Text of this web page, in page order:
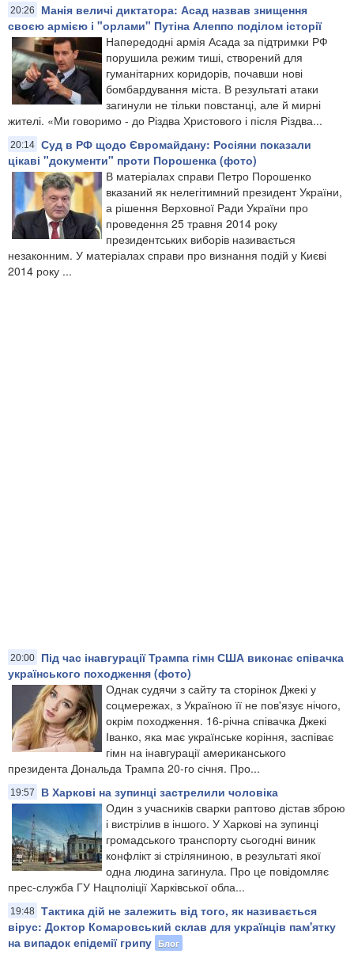
20:26
Манія величі диктатора: Асад назвав знищення
своєю армією і "орлами" Путіна Алеппо поділом історії
Напередодні армія Асада за підтримки РФ
порушила режим тиші, створений для
гуманітарних коридорів, почавши нові
бомбардування міста. В результаті атаки
загинули не тільки повстанці, але й мирні
жителі. «Ми говоримо - до Різдва Христового і після Різдва...
20:14 Суд в РФ щодо Євромайдану: Росіяни показали
цікаві "документи" проти Порошенка (фото)
В матеріалах справи Петро Порошенко
вказаний як нелегітимний президент України,
а рішення Верховної Ради України про
проведення 25 травня 2014 року
президентських виборів називається
незаконним. У матеріалах справи про визнання подій у Києві
2014 року ...
20:00
Під час інавгурації Трампа гімн США виконає співачка
українського походження (фото)
Однак судячи з сайту та сторінок Джекі у
соцмережах, з Україною її не пов'язує нічого,
окрім походження. 16-річна співачка Джекі
Іванко, яка має українське коріння, заспіває
гімн на інавгурації американського
президента Дональда Трампа 20-го січня. Про...
19:57
В Харкові на зупинці застрелили чоловіка
Один з учасників сварки раптово дістав зброю
і вистрілив в іншого. У Харкові на зупинці
громадського транспорту сьогодні виник
конфлікт зі стріляниною, в результаті якої
одна людина загинула. Про це повідомляє
прес-служба ГУ Нацполіції Харківської обла...
19:48 Тактика дій не залежить від того, як називається
вірус: Доктор Комаровський склав для українців пам'ятку
на випадок епідемії грипу Блог